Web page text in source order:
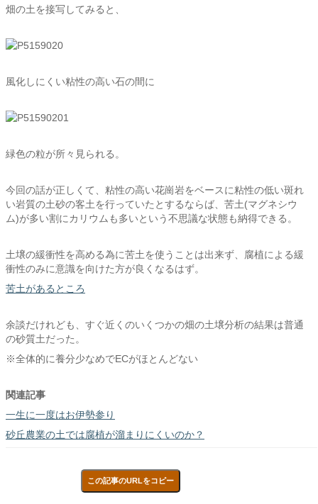
畑の土を接写してみると、
風化しにくい粘性の高い石の間に
緑色の粒が所々見られる。
今回の話が正しくて、粘性の高い花崗岩をベースに粘性の低い斑れ
い岩質の土砂の客土を行っていたとするならば、苦土(マグネシウ
ム)が多い割にカリウムも多いという不思議な状態も納得できる。
土壌の緩衝性を高める為に苦土を使うことは出来ず、腐植による緩
衝性のみに意識を向けた方が良くなるはず。
苦土があるところ
余談だけれども、すぐ近くのいくつかの畑の土壌分析の結果は普通
の砂質土だった。
※全体的に養分少なめでECがほとんどない
関連記事
一生に一度はお伊勢参り
砂丘農業の土では腐植が溜まりにくいのか？
この記事のURLをコピー